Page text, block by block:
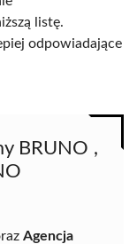
listę.
odpowiadające
BRUNO ,
Agencja